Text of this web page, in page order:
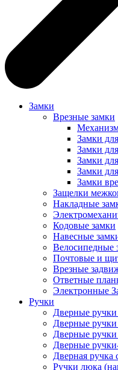
Замки
Врезные замки
Замки
Замки
Замки
Замки
Замки
Защелки
Накладные
Кодовые замки
Навесные
Велосипедные
Почтовые и
Врезные
Ответные
Электронные
Ручки
Дверные ручки
Дверные
Дверные
Дверные
Дверная ручка
Ручки люка